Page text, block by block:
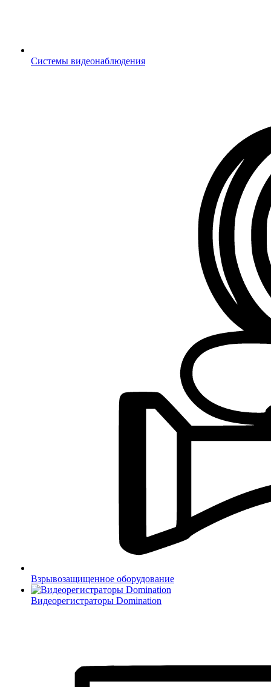
Системы видеонаблюдения
Взрывозащищенное оборудование
Видеорегистраторы Domination